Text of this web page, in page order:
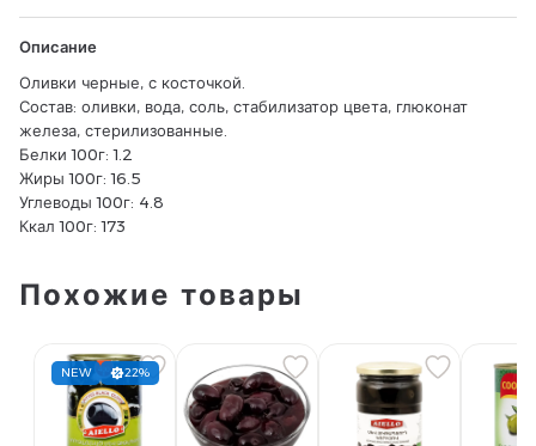
Описание
Оливки черные, с косточкой.
Состав: оливки, вода, соль, стабилизатор цвета, глюконат
железа, стерилизованные.
Белки 100г: 1.2
Жиры 100г: 16.5
Углеводы 100г: 4.8
Ккал 100г: 173
Похожие товары
NEW 22%